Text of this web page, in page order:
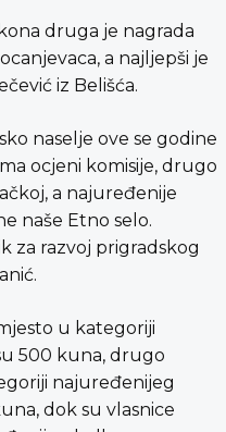
druga je nagrada
a najljepši je
iz Belišća.
naselje ove se godine
ocjeni komisije, drugo
a najuređenije
naše Etno selo.
za razvoj prigradskog
u kategoriji
500 kuna, drugo
najuređenijeg
dok su vlasnice